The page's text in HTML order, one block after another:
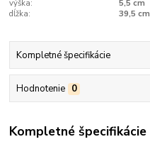
výška:
5,5 cm
dĺžka:
39,5 cm
Kompletné špecifikácie
Hodnotenie 0
Kompletné špecifikácie